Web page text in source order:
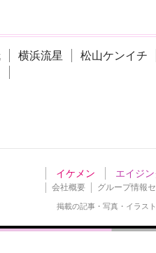
横浜流星 松山ケンイチ
イケメン エイジ
会社概要 グループ情報
掲載の記事・写真・イラス